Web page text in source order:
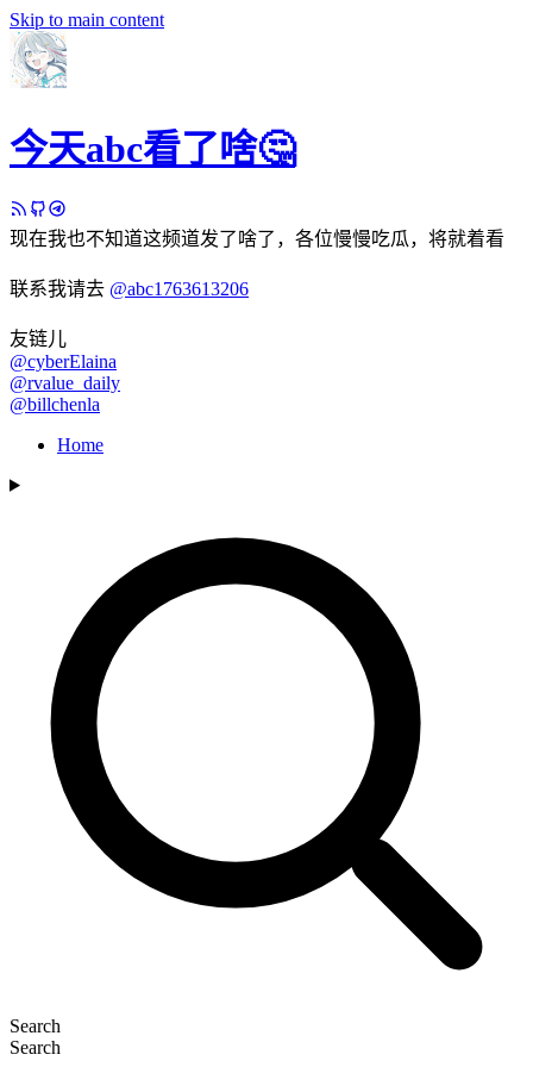
Skip to main content
今天abc看了啥🤔
现在我也不知道这频道发了啥了，各位慢慢吃瓜，将就着看
联系我请去 @abc1763613206
友链儿
@cyberElaina
@rvalue_daily
@billchenla
Home
Search
Search